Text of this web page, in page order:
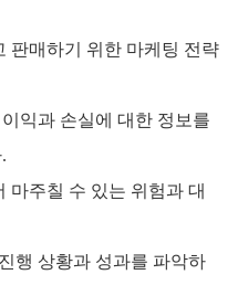
판매하기 위한 마케팅 전략
익과 손실에 대한 정보를
마주칠 수 있는 위험과 대
행 상황과 성과를 파악하